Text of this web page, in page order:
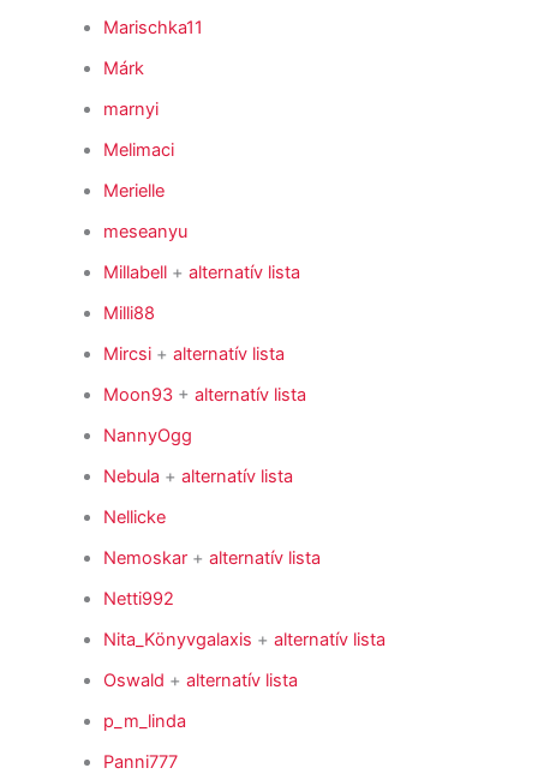
Marischka11
Márk
marnyi
Melimaci
Merielle
meseanyu
Millabell +alternatív lista
Milli88
Mircsi +alternatív lista
Moon93 +alternatív lista
NannyOgg
Nebula +alternatív lista
Nellicke
Nemoskar +alternatív lista
Netti992
Nita_Könyvgalaxis +alternatív lista
Oswald +alternatív lista
p_m_linda
Panni777